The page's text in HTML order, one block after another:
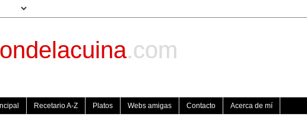
.com
Recetario A-Z Platos Webs amigas Contacto Acerca de mí